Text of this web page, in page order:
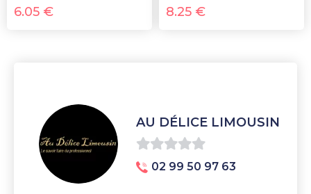
6.05 € 8.25 €
AU DÉLICE LIMOUSIN
0
02 99 50 97 63